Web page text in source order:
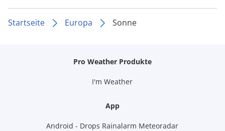
Startseite Europa Sonne
Pro Weather Produkte
I'm Weather
App
Android - Drops Rainalarm Meteoradar